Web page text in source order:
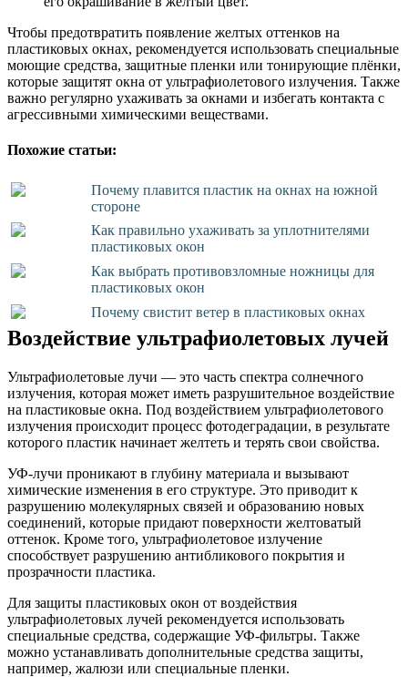
Чтобы предотвратить появление желтых оттенков на
пластиковых окнах, рекомендуется использовать специальные
моющие средства, защитные пленки или тонирующие плёнки,
которые защитят окна от ультрафиолетового излучения. Также
важно регулярно ухаживать за окнами и избегать контакта с
агрессивными химическими веществами.
Похожие статьи:
Почему плавится пластик на окнах на южной
стороне
Как правильно ухаживать за уплотнителями
пластиковых окон
Как выбрать противовзломные ножницы для
пластиковых окон
Почему свистит ветер в пластиковых окнах
Воздействие ультрафиолетовых лучей
Ультрафиолетовые лучи — это часть спектра солнечного
излучения, которая может иметь разрушительное воздействие
на пластиковые окна. Под воздействием ультрафиолетового
излучения происходит процесс фотодеградации, в результате
которого пластик начинает желтеть и терять свои свойства.
УФ-лучи проникают в глубину материала и вызывают
химические изменения в его структуре. Это приводит к
разрушению молекулярных связей и образованию новых
соединений, которые придают поверхности желтоватый
оттенок. Кроме того, ультрафиолетовое излучение
способствует разрушению антибликового покрытия и
прозрачности пластика.
Для защиты пластиковых окон от воздействия
ультрафиолетовых лучей рекомендуется использовать
специальные средства, содержащие УФ-фильтры. Также
можно устанавливать дополнительные средства защиты,
например, жалюзи или специальные пленки.